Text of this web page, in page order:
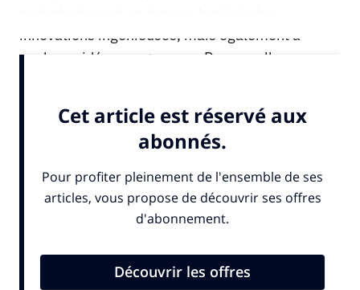
innovations ingénieuses, mais également à
quelques idées saugrenues. De nouvelles...